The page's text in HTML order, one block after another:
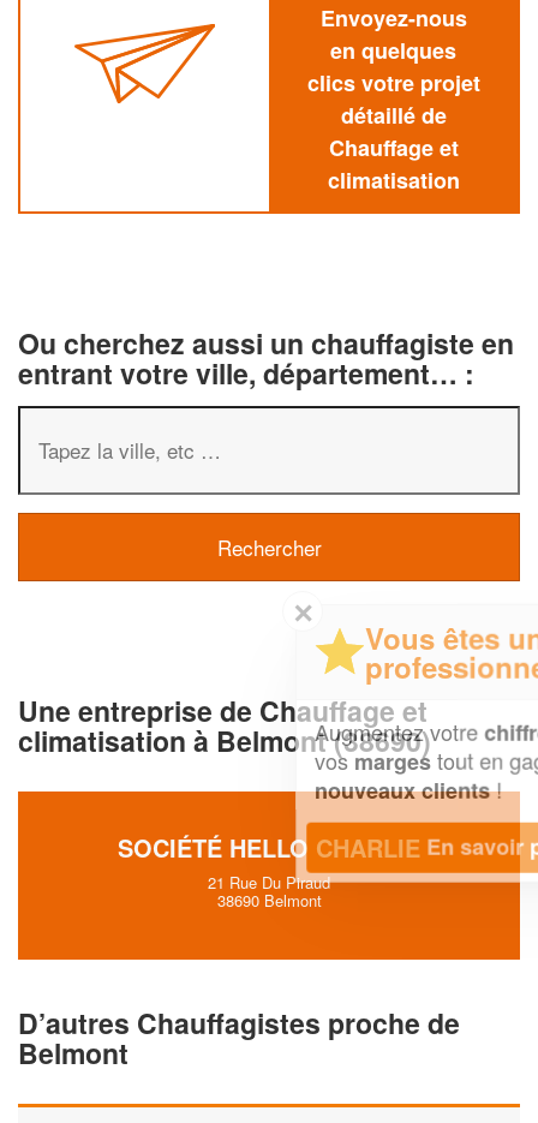
Envoyez-nous
en quelques
clics votre projet
détaillé de
Chauffage et
climatisation
Ou cherchez aussi un chauffagiste en
entrant votre ville, département… :
Une entreprise de Chauffage et
climatisation à Belmont (38690)
SOCIÉTÉ HELLO CHARLIE
21 Rue Du Piraud
38690 Belmont
D’autres Chauffagistes proche de
Belmont
Vous êtes un
professionnel ?
Augmentez votrechiffre d'affaireset
vos margestout en gagnant de
nouveaux clients!
En savoir plus